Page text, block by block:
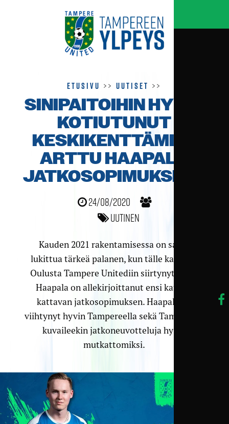
Etusivu >>Uutiset >>
SINIPAITOIHIN HYVIN
KOTIUTUNUT
KESKIKENTTÄ­MIES
ARTTU HAAPALA
JATKO­SOPIMUKSEEN
24/08/2020
Uutinen
Kauden 2021 rakentamisessa on saatu
lukittua tärkeä palanen, kun tälle kaudelle
Oulusta Tampere Unitediin siirtynyt Arttu
Haapala on allekirjoittanut ensi kauden
kattavan jatkosopimuksen. Haapala on
viihtynyt hyvin Tampereella sekä TamUssa ja
kuvaileekin jatkoneuvotteluja hyvin
mutkattomiksi.